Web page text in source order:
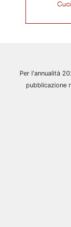
Per l'annualità
pubblicazione